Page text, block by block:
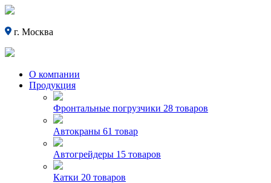
г. Москва
О компании
Продукция
Фронтальные погрузчики 28 товаров
Автокраны 61 товар
Автогрейдеры 15 товаров
Катки 20 товаров